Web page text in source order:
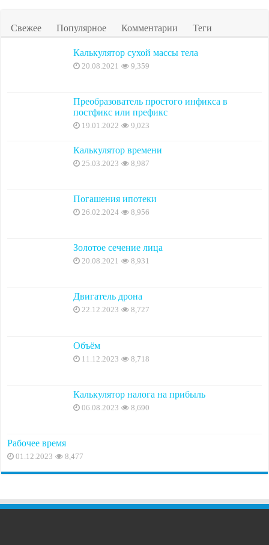
Свежее Популярное Комментарии Теги
Калькулятор сухой массы тела
20.08.2021 9,359
Преобразователь простого инфикса в
постфикс или префикс
19.01.2022 9,023
Калькулятор времени
25.03.2023 8,987
Погашения ипотеки
26.02.2024 8,956
Золотое сечение лица
20.08.2021 8,931
Двигатель дрона
22.12.2023 8,727
Объём
11.12.2023 8,718
Калькулятор налога на прибыль
06.08.2023 8,690
Рабочее время
01.12.2023 8,477